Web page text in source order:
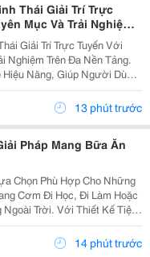
Thái Giải Trí Trực
Mục Và Trải Nghiệm
Được Tối Ưu Về
Dùng Truy Cập Nhanh
Giải Trí Trực Tuyến Với
Nghiệm Trên Đa Nền Tảng.
Năng, Giúp Người Dùng
Thuận Tiện.
13 phút trước
Pháp Mang Bữa Ăn
Chọn Phù Hợp Cho Những
Cơm Đi Học, Đi Làm Hoặc
Trời. Với Thiết Kế Tiện
Bị Bữa Ăn Trở Nên
Hỗ Trợ Bạn Chủ Động14 phút trước